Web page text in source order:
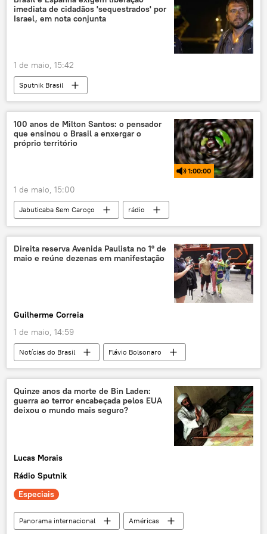
Washington
Comissão Europeia
BMW
Mercedes
imediata de cidadãos 'sequestrados' por
Israel, em nota conjunta
1 de maio, 15:42
Sputnik Brasil
100 anos de Milton Santos: o pensador
que ensinou o Brasil a enxergar o
próprio território
1:00:00
1 de maio, 15:00
Jabuticaba Sem Caroço
rádio
podcast
Brasil
geografia
território
globalização
desigualdade
sociedade civil
Direita reserva Avenida Paulista no 1º de
maio e reúne dezenas em manifestação
Guilherme Correia
1 de maio, 14:59
Notícias do Brasil
Flávio Bolsonaro
Jair Bolsonaro
Marcos do Val
São Paulo
Supremo Tribunal Federal (STF)
Colégio Estadual Almirante Custódio José de Mello (SP)
Quinze anos da morte de Bin Laden:
guerra ao terror encabeçada pelos EUA
deixou o mundo mais seguro?
Lucas Morais
Rádio Sputnik
Especiais
Panorama internacional
Américas